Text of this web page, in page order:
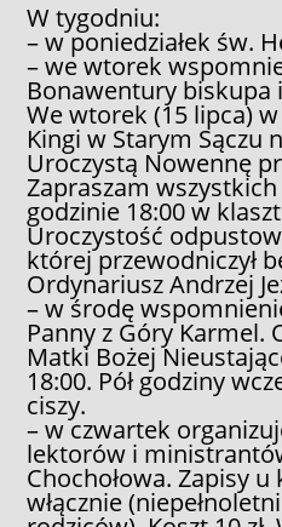
W tygodniu:
– w poniedziałek św.
– we wtorek
Bonawentury biskupa
We wtorek (15 lipca)
Kingi w Starym Sączu
Uroczystą Nowennę
Zapraszam
godzinie 18:00 w
Uroczystość
której przewodniczył
Ordynariusz Andrzej
– w środę
Panny z Góry Karmel.
Matki Bożej
18:00. Pół godziny
ciszy.
– w czwartek
lektorów i
Chochołowa. Zapisy
włącznie